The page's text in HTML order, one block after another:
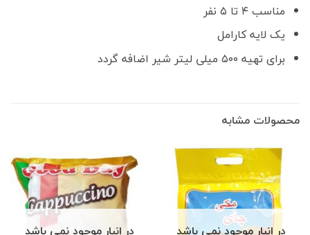
مناسب ۴ تا ۵ نفر
یک لایه کارامل
برای تهیه ۵۰۰ میلی لیتر شیر اضافه گردد
محصولات مشابه
در انبار موجود نمی باشد در انبار موجود نمی باشد